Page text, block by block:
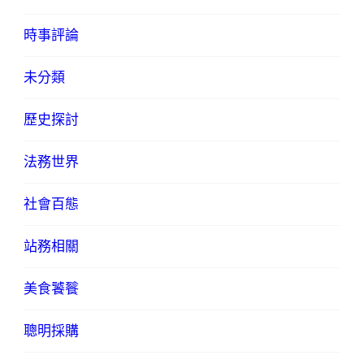
時事評論
未分類
歷史探討
法務世界
社會百態
站務相關
美食饕餮
聰明採購